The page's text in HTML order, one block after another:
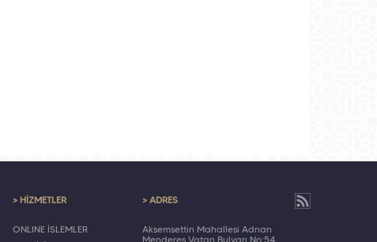
> HİZMETLER
ONLINE İŞLEMLER
> ADRES
Akşemsettin Mahallesi Adnan
Menderes Vatan Bulvarı No:54